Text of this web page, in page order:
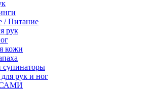
/ Питание
рук
кожи
рук и ног